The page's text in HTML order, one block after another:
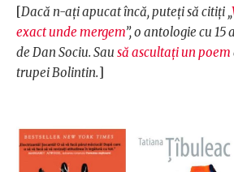
[Dacă n-ați apucat încă, puteți să citiți „
exact unde mergem”, o antologie cu 15
de Dan Sociu. Sau să ascultați un poem
trupei Bolintin.]